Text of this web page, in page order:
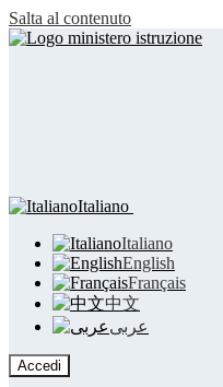
Salta al contenuto
Italiano
Italiano
English
Français
中文
عربى
Accedi